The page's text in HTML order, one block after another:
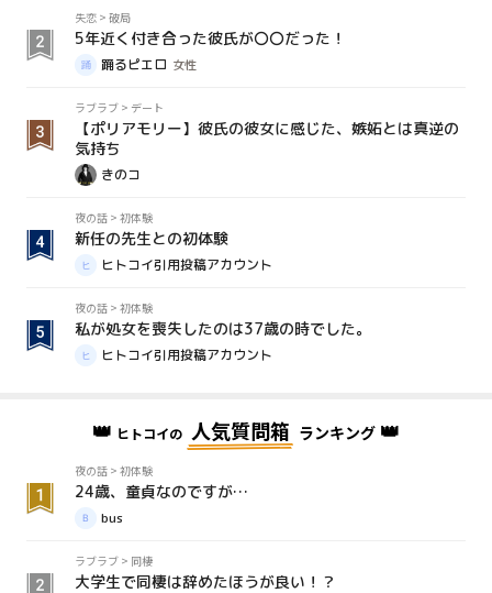
失恋 > 破局
5年近く付き合った彼氏が〇〇だった！
踊るピエロ 女性
ラブラブ > デート
【ポリアモリー】彼氏の彼女に感じた、嫉妬とは真逆の
気持ち
きのコ
夜の話 > 初体験
新任の先生との初体験
ヒトコイ引用投稿アカウント
夜の話 > 初体験
私が処女を喪失したのは37歳の時でした。
ヒトコイ引用投稿アカウント
👑 ヒトコイの 人気質問箱 ランキング 👑
夜の話 > 初体験
24歳、童貞なのですが…
bus
ラブラブ > 同棲
大学生で同棲は辞めたほうが良い！？